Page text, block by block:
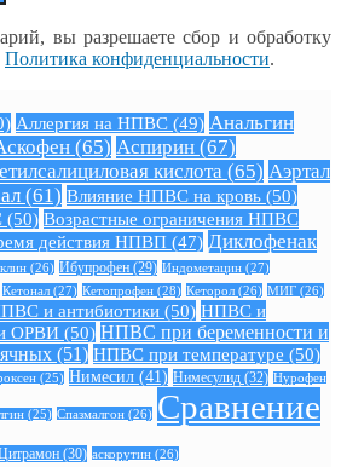
вы разрешаете сбор и обработку
Политика конфиденциальности.
Аллергия на НПВС (49) Анальгин
(65) Аспирин (67)
кислота (65) Аэртал
(61) Влияние НПВС на кровь (50)
(50) Возрастные ограничения НПВС
действия НПВП (47) Диклофенак
(26) Ибупрофен (29) Индометацин (27)
Кетонал (27) Кетопрофен (28) Кеторол (26) МИГ (26)
и антибиотики (50) НПВС и
ОРВИ (50) НПВС при беременности и
(51) НПВС при температуре (50)
(25) Нимесил (41) Нимесулид (32) Нурофен
(25) Спазмалгон (26) Сравнение
(30) аскорутин (26)